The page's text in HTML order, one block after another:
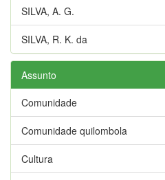
SILVA, A. G.
SILVA, R. K. da
Assunto
Comunidade
Comunidade quilombola
Cultura